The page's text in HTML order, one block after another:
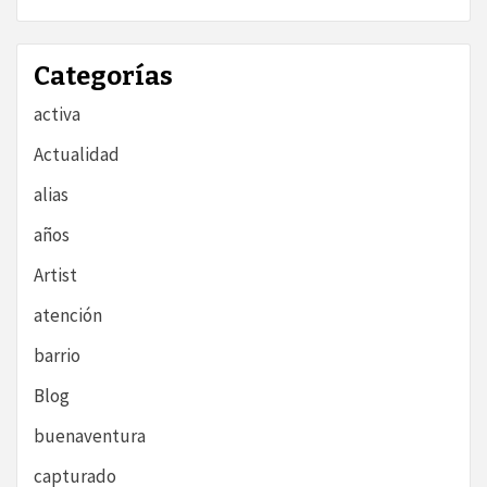
Categorías
activa
Actualidad
alias
años
Artist
atención
barrio
Blog
buenaventura
capturado